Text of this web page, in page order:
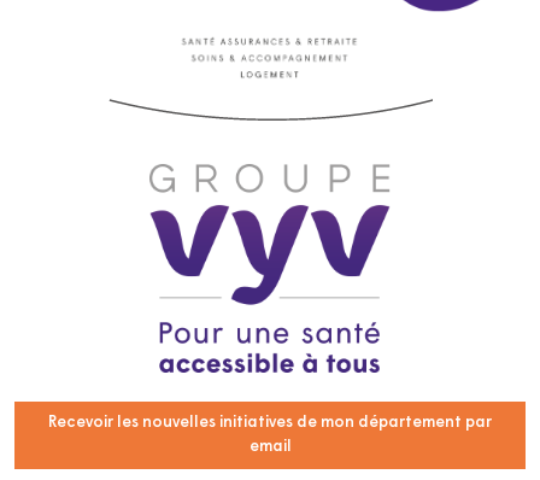
Recevoir les nouvelles initiatives de mon département par
email